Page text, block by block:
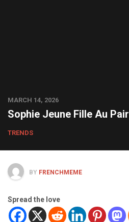
MARCH 14, 2026
Sophie Jeune Fille Au Pair
TRENDS
BY FRENCHMEME
Spread the love